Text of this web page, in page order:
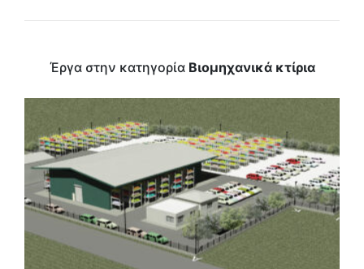
Έργα στην κατηγορία Βιομηχανικά κτίρια